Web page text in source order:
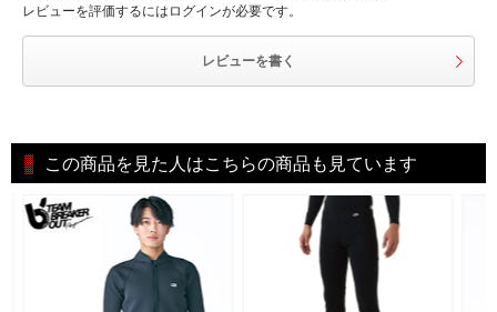
レビューを評価するにはログインが必要です。
レビューを書く
この商品を見た人はこちらの商品も見ています